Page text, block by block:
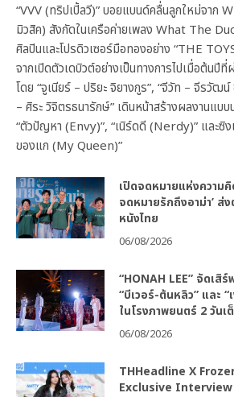
“VVV (ทริปเปิ้ลวี)” บอยแบนด์คลื่นลูกใหม่จาก
มิวสิค) สังกัดในเครือค่ายเพลง What The
ศิลปินและโปรดิวเซอร์มือทองอย่าง “THE
จากเปิดตัวเดบิวต์อย่างเป็นทางการไปเมื่อต้นปีที่
โดย “จูเนียร์ – ปริยะ จิยางกูร”, “จีวัท – จีรวัฒน์
– ศิระ วิจิตรธนารักษ์” เดินหน้าสร้างผลงานแบบ
“ตัวปัญหา (Envy)”, “เนิร์ดดี (Nerdy)” และซิง
ของแก (My Queen)”
เปิดจดหมายแห่งความ
จดหมายรักถึงอาม่า’
หนังไทย
06/08/2026
“HONAH LEE” จัดเ
“บีเวอร์-ต้นหลิว” และ
ในโรงภาพยนตร์ 2 วันเ
06/08/2026
THHeadline X
Exclusive Interview